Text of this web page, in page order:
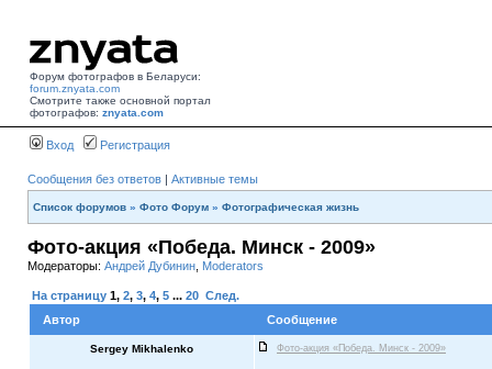
Форум фотографов в Беларуси:
forum.znyata.com
Смотрите также основной портал
фотографов: znyata.com
Вход Регистрация
Сообщения без ответов | Активные темы
Список форумов » Фото Форум » Фотографическая жизнь
Фото-акция «Победа. Минск - 2009»
Модераторы: Андрей Дубинин Moderators
На страницу 1, 2, 3, 4, 5 ... 20 След.
Автор
Сообщение
Sergey Mikhalenko Фото-акция «Победа. Минск - 2009»